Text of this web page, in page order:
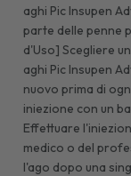
aghi Pic Insupen
parte delle penne
d'Uso] Scegliere
aghi Pic Insupen
nuovo prima di
iniezione con un
Effettuare
medico o del
l'ago dopo una